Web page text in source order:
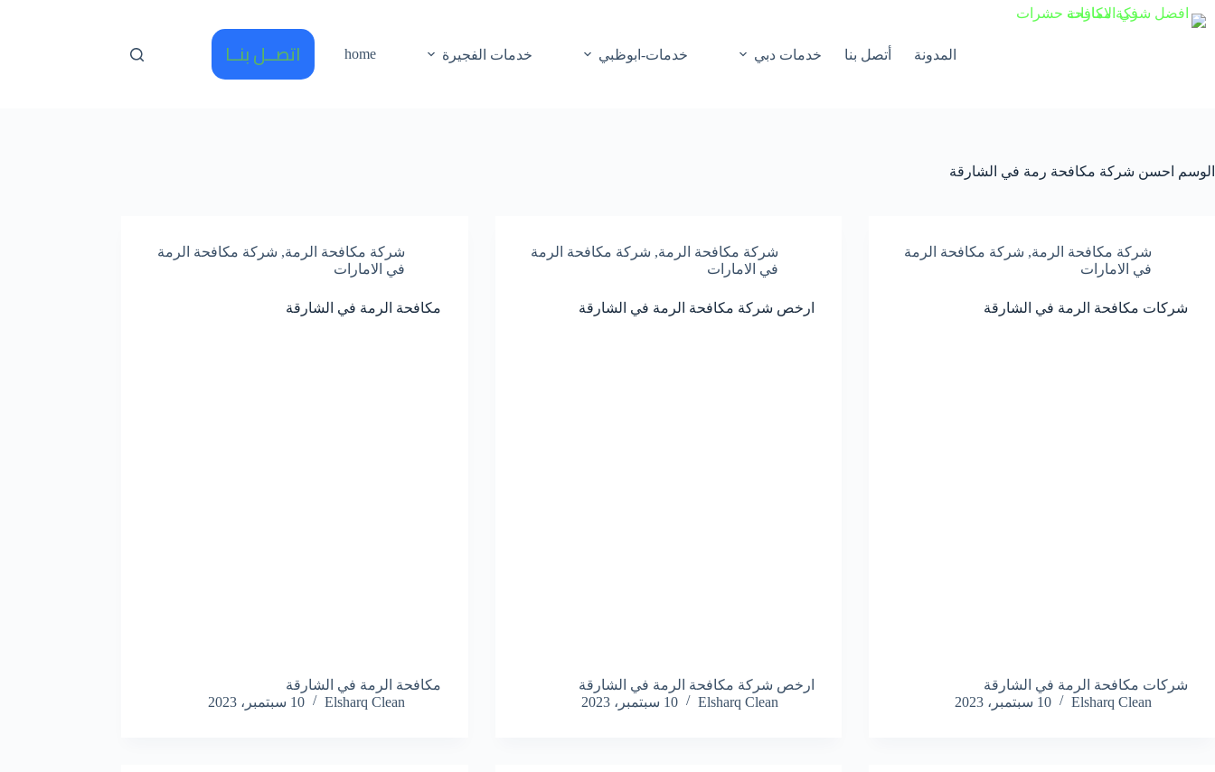
التجاوز
إلى
المدونة أتصل بنا خدمات دبي خدمات-ابوظبي خدمات الفجيرة home اتصــل بنــا
الوسم احسن شركة مكافحة رمة في الشارقة
شركة مكافحة الرمة, شركة مكافحة الرمة
في الامارات
شركات مكافحة الرمة في الشارقة
شركات مكافحة الرمة في الشارقة
Elsharq Clean
10 سبتمبر، 2023
شركة مكافحة الرمة, شركة مكافحة الرمة
في الامارات
ارخص شركة مكافحة الرمة في الشارقة
ارخص شركة مكافحة الرمة في الشارقة
Elsharq Clean
10 سبتمبر، 2023
شركة مكافحة الرمة, شركة مكافحة الرمة
في الامارات
مكافحة الرمة في الشارقة
مكافحة الرمة في الشارقة
Elsharq Clean
10 سبتمبر، 2023